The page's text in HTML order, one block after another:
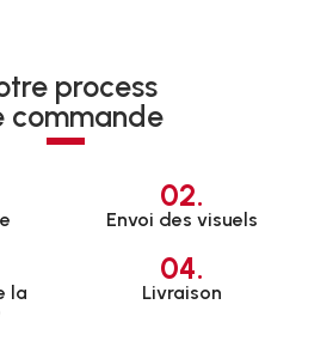
process
commande
02.
Envoi des visuels
la
04.
Livraison